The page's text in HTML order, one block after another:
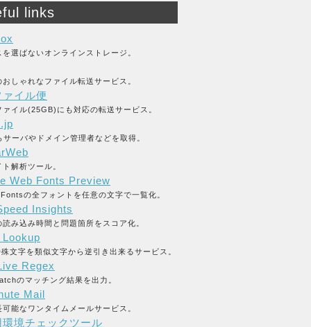
links
を選ばないオンラインストレージ。
おしゃれなファイル転送サービス。
ァイル便
ァイル(25GB)にも対応の転送サービス。
サーバやドメイン管理者などを取得。
解析ツール。
Web Fonts Preview
の全フォントを任意の文字で一覧化。
Insights
読み込み時間と問題箇所をスコア化。
文字を類似文字から逆引き出来るサービス。
Regex
のマッチング結果を出力。
Mail
可能なワンタイムメールサービス。
環境チェックツール